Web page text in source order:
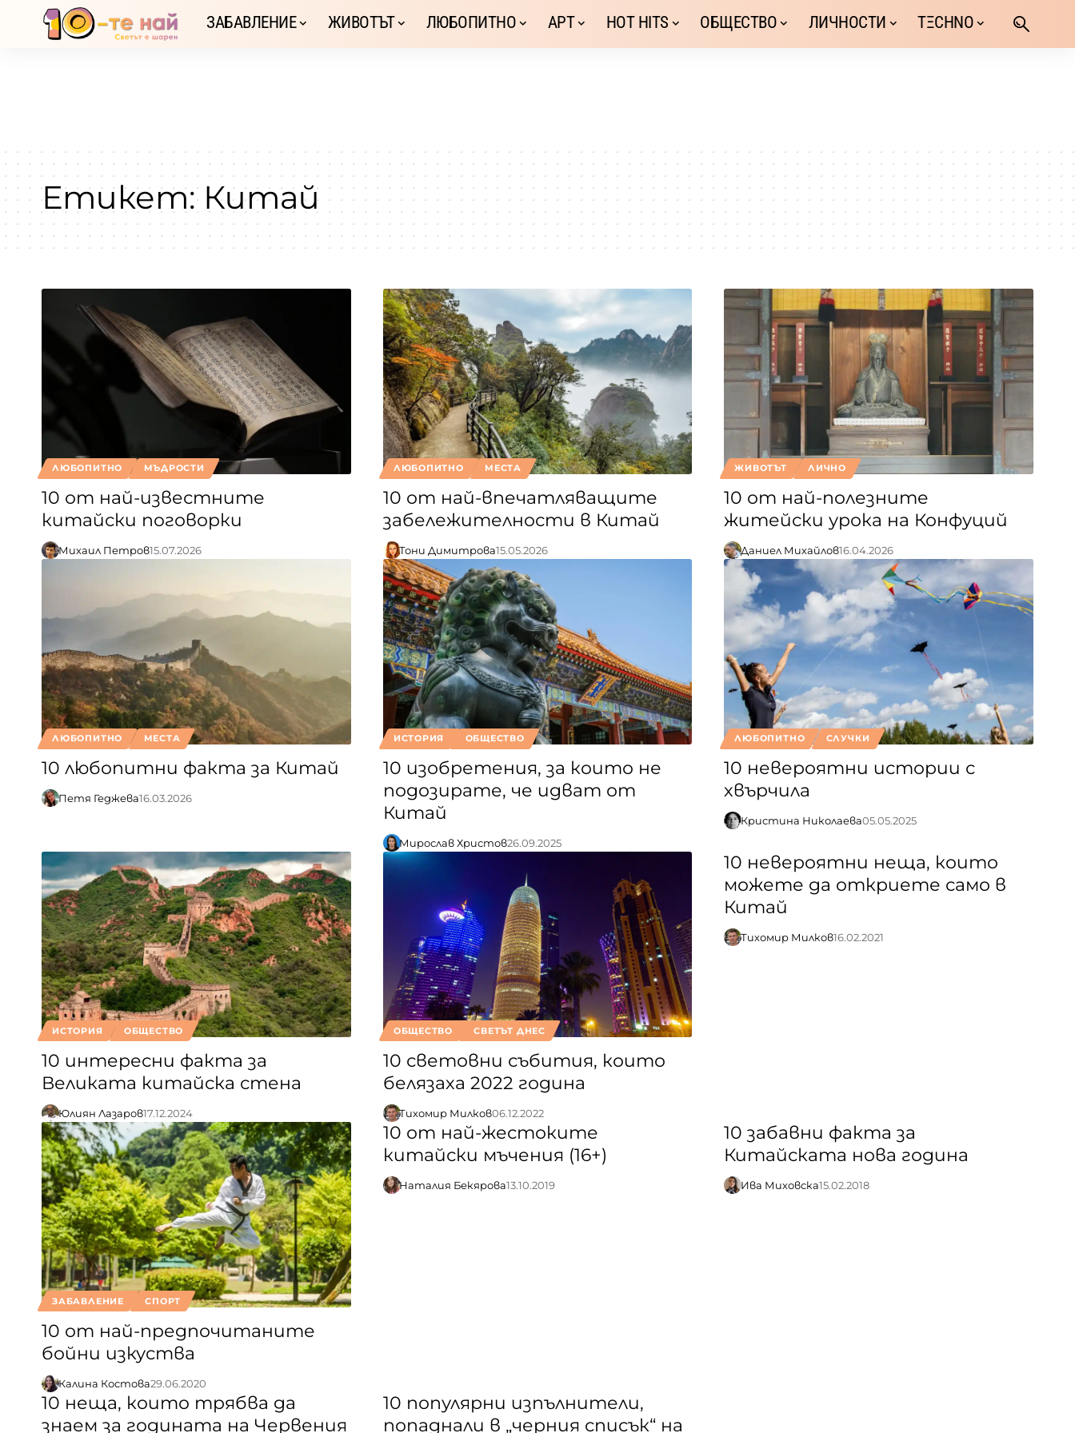
ЗАБАВЛЕНИЕ ЖИВОТЪТ ЛЮБОПИТНО АРТ HOT HITS ОБЩЕСТВО ЛИЧНОСТИ TΞCHNO
Етикет: Китай
ЛЮБОПИТНО МЪДРОСТИ
10 от най-известните
китайски поговорки
Михаил Петров15.07.2026
ЛЮБОПИТНО МЕСТА
10 от най-впечатляващите
забележителности в Китай
Тони Димитрова15.05.2026
ЖИВОТЪТ ЛИЧНО
10 от най-полезните
житейски урока на Конфуций
Даниел Михайлов16.04.2026
ЛЮБОПИТНО МЕСТА
10 любопитни факта за Китай
Петя Геджева16.03.2026
ИСТОРИЯ ОБЩЕСТВО
10 изобретения, за които не
подозирате, че идват от
Китай
Мирослав Христов26.09.2025
ЛЮБОПИТНО СЛУЧКИ
10 невероятни истории с
хвърчила
Кристина Николаева05.05.2025
ИСТОРИЯ ОБЩЕСТВО
10 интересни факта за
Великата китайска стена
Юлиян Лазаров17.12.2024
ОБЩЕСТВО СВЕТЪТ ДНЕС
10 световни събития, които
белязаха 2022 година
Тихомир Милков06.12.2022
10 невероятни неща, които
можете да откриете само в
Китай
Тихомир Милков16.02.2021
ЗАБАВЛЕНИЕ СПОРТ
10 от най-предпочитаните
бойни изкуства
Калина Костова29.06.2020
10 от най-жестоките
китайски мъчения (16+)
Наталия Бекярова13.10.2019
10 забавни факта за
Китайската нова година
Ива Миховска15.02.2018
10 неща, които трябва да
знаем за годината на Червения
10 популярни изпълнители,
попаднали в „черния списък“ на